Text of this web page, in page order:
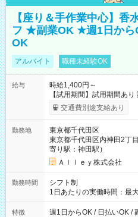
【座り＆手作業中心】香
フ ★副業OK ★週1日から
OK
アルバイト 職種未経験OK
給与
時給1,400円～
【試用期間】試用期間あ
給与は本採用時と同じです。
交通費別途支給あり
勤務地
東京都千代田区
東京都千代田区内神田2丁
寄り駅：神田駅）
Ａｌｌｅｙ株式会社
勤務時間
シフト制
1日あたりの実働時間：最
実働時間：1-5時間 └上記
能！ └平日・土曜日の中で
特徴 週1日からOK / 日払いOK /